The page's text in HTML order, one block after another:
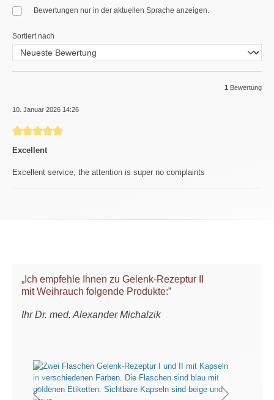
Bewertungen nur in der aktuellen Sprache anzeigen.
Sortiert nach
1 Bewertung
10. Januar 2026 14:26
Bewertung mit 5 von 5 Sternen
Excellent
Excellent service, the attention is super no complaints
„Ich empfehle Ihnen zu Gelenk-Rezeptur II
mit Weihrauch folgende Produkte:”
Ihr Dr. med. Alexander Michalzik